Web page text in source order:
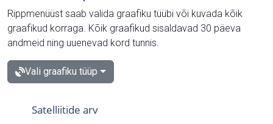
Rippmenüüst saab valida graafiku tüübi või kuvada kõik
graafikud korraga. Kõik graafikud sisaldavad 30 päeva
andmeid ning uuenevad kord tunnis.
Vali graafiku tüüp
Satelliitide arv